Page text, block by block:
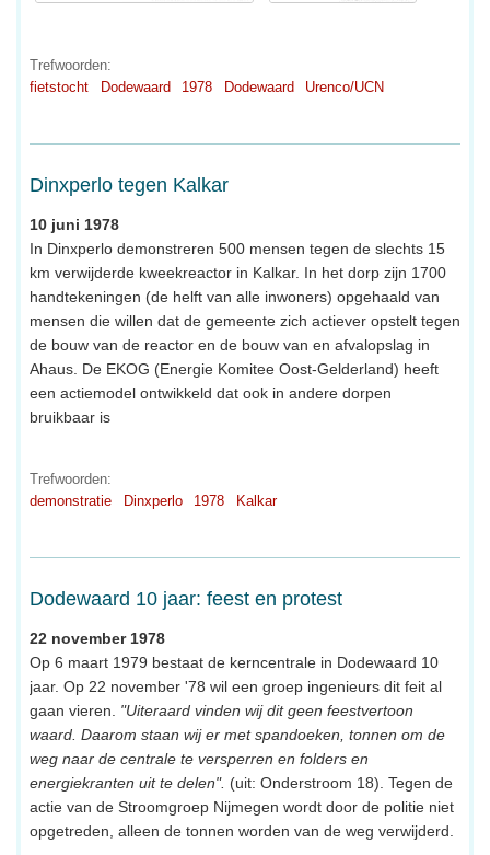
Trefwoorden:
fietstocht
Dodewaard 1978 Dodewaard Urenco/UCN
Dinxperlo tegen Kalkar
10 juni 1978
In Dinxperlo demonstreren 500 mensen tegen de slechts 15
km verwijderde kweekreactor in Kalkar. In het dorp zijn 1700
handtekeningen (de helft van alle inwoners) opgehaald van
mensen die willen dat de gemeente zich actiever opstelt tegen
de bouw van de reactor en de bouw van en afvalopslag in
Ahaus. De EKOG (Energie Komitee Oost-Gelderland) heeft
een actiemodel ontwikkeld dat ook in andere dorpen
bruikbaar is
Trefwoorden:
demonstratie
Dinxperlo 1978 Kalkar
Dodewaard 10 jaar: feest en protest
22 november 1978
Op 6 maart 1979 bestaat de kerncentrale in Dodewaard 10
jaar. Op 22 november '78 wil een groep ingenieurs dit feit al
gaan vieren. "Uiteraard vinden wij dit geen feestvertoon
waard. Daarom staan wij er met spandoeken, tonnen om de
weg naar de centrale te versperren en folders en
energiekranten uit te delen". (uit: Onderstroom 18). Tegen de
actie van de Stroomgroep Nijmegen wordt door de politie niet
opgetreden, alleen de tonnen worden van de weg verwijderd.